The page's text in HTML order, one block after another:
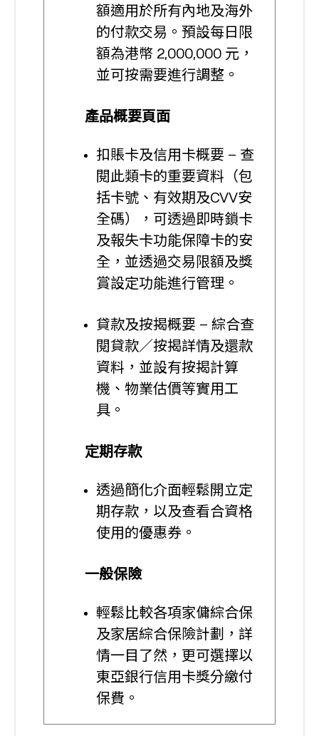
額適用於所有內地及海外
的付款交易。預設每日限
額為港幣 2,000,000 元，
並可按需要進行調整。
產品概要頁面
扣賬卡及信用卡概要 – 查
閱此類卡的重要資料（包
括卡號、有效期及CVV安
全碼），可透過即時鎖卡
及報失卡功能保障卡的安
全，並透過交易限額及獎
賞設定功能進行管理。
貸款及按揭概要 – 綜合查
閱貸款／按揭詳情及還款
資料，並設有按揭計算
機、物業估價等實用工
具。
定期存款
透過簡化介面輕鬆開立定
期存款，以及查看合資格
使用的優惠券。
一般保險
輕鬆比較各項家傭綜合保
及家居綜合保險計劃，詳
情一目了然，更可選擇以
東亞銀行信用卡獎分繳付
保費。